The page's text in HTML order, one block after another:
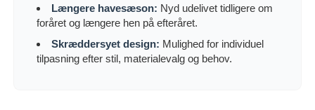
Længere havesæson: Nyd udelivet tidligere om
foråret og længere hen på efteråret.
Skræddersyet design: Mulighed for individuel
tilpasning efter stil, materialevalg og behov.